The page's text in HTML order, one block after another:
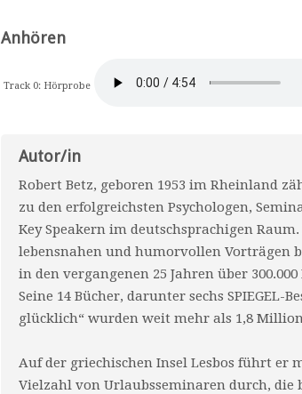
Anhören
Track 0: Hörprobe
Autor/in
Robert Betz, geboren 1953 im Rheinland
zu den erfolgreichsten Psychologen,
Key Speakern im deutschsprachigen
lebensnahen und humorvollen Vorträgen
in den vergangenen 25 Jahren über
Seine 14 Bücher, darunter sechs
glücklich“ wurden weit mehr als 1,8
Auf der griechischen Insel Lesbos führt
Vielzahl von Urlaubsseminaren durch, die